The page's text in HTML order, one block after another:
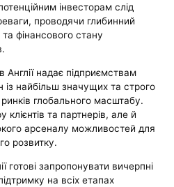
інвесторам слід
проводячи глибинний
фінансового стану
Англії надає підприємствам
найбільш значущих та строго
глобального масштабу.
та партнерів, але й
арсеналу можливостей для
розвитку.
готові запропонувати вичерпні
на всіх етапах